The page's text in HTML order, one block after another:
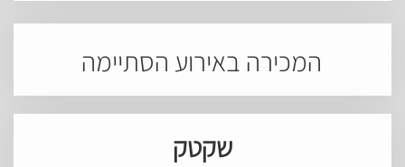
המכירה באירוע הסתיימה
שקטק